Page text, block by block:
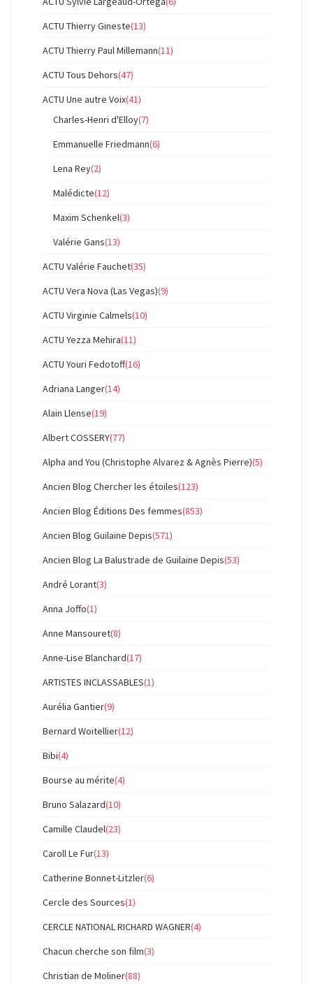
ACTU Thierry Gineste(13)
ACTU Thierry Paul Millemann(11)
ACTU Tous Dehors(47)
ACTU Une autre Voix(41)
Charles-Henri d'Elloy(7)
Emmanuelle Friedmann(6)
Lena Rey(2)
Malédicte(12)
Maxim Schenkel(3)
Valérie Gans(13)
ACTU Valérie Fauchet(35)
ACTU Vera Nova (Las Vegas)(9)
ACTU Virginie Calmels(10)
ACTU Yezza Mehira(11)
ACTU Youri Fedotoff(16)
Adriana Langer(14)
Alain Llense(19)
Albert COSSERY(77)
Alpha and You (Christophe Alvarez & Agnès Pierre)(5)
Ancien Blog Chercher les étoiles(123)
Ancien Blog Éditions Des femmes(853)
Ancien Blog Guilaine Depis(571)
Ancien Blog La Balustrade de Guilaine Depis(53)
André Lorant(3)
Anna Joffo(1)
Anne Mansouret(8)
Anne-Lise Blanchard(17)
ARTISTES INCLASSABLES(1)
Aurélia Gantier(9)
Bernard Woitellier(12)
Bibi(4)
Bourse au mérite(4)
Bruno Salazard(10)
Camille Claudel(23)
Caroll Le Fur(13)
Catherine Bonnet-Litzler(6)
Cercle des Sources(1)
CERCLE NATIONAL RICHARD WAGNER(4)
Chacun cherche son film(3)
Christian de Moliner(88)